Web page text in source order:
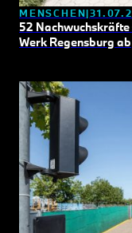
MENSCHEN
52 Nachwuchskräfte
Werk Regensburg ab